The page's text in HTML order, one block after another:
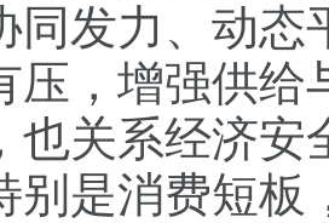
同发力、动态
压，增强供给
也关系经济安
别是消费短板